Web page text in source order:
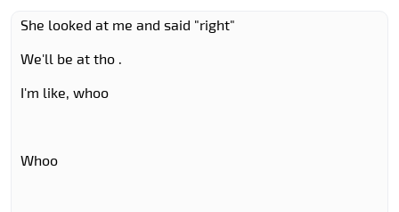
She looked at me and said "right"
We'll be at tho .
I'm like, whoo
Whoo